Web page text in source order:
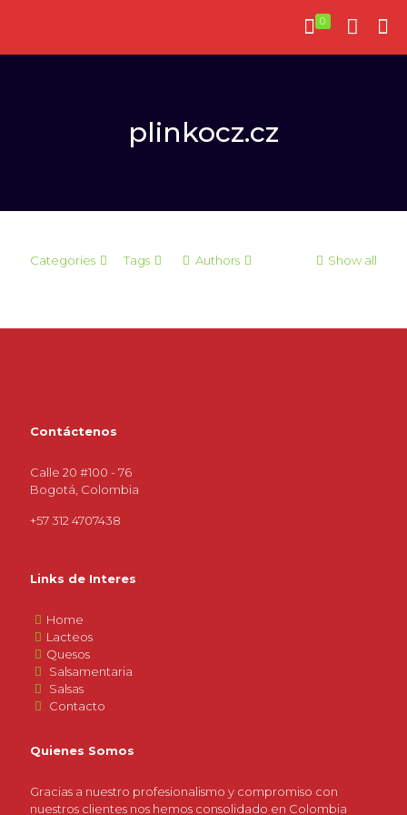
0
plinkocz.cz
Categories Tags Authors Show all
Contáctenos
Calle 20 #100 - 76
Bogotá, Colombia
+57 312 4707438
Links de Interes
Home
Lacteos
Quesos
Salsamentaria
Salsas
Contacto
Quienes Somos
Gracias a nuestro profesionalismo y compromiso con
nuestros clientes nos hemos consolidado en Colombia